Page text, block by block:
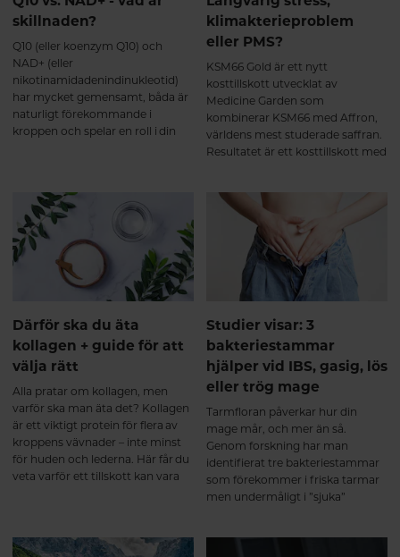
(Affron®) bidrar till avslappning,
emotionell balans, positiv
sinnesstämning samt förbättrad
sexlust (libido). B6 (P-5-P) bidrar
till att reglera hormonaktiveten
samt nervsystemets normala
funktion.
skillnaden?
Q10 (eller koenzym Q10) och
NAD+ (eller
nikotinamidadenindinukleotid)
har mycket gemensamt, båda är
naturligt förekommande i
kroppen och spelar en roll i din
veta mer om Q10 och NAD+ och
hur du kan bibehålla hälsosamma
nivåer för ett hälsosamt åldrande.
klimakterieproblem
eller PMS?
KSM66 Gold är ett nytt
kosttillskott utvecklat av
Medicine Garden som
kombinerar KSM66 med Affron,
världens mest studerade saffran.
Resultatet är ett kosttillskott med
sömnproblem och sexuell olust.
Därför ska du äta
kollagen + guide för att
välja rätt
Alla pratar om kollagen, men
varför ska man äta det? Kollagen
är ett viktigt protein för flera av
kroppens vävnader – inte minst
för huden och lederna. Här får du
veta varför ett tillskott kan vara
Studier visar: 3
bakteriestammar
hjälper vid IBS, gasig, lös
eller trög mage
Tarmfloran påverkar hur din
mage mår, och mer än så.
Genom forskning har man
identifierat tre bakteriestammar
som förekommer i friska tarmar
men undermåligt i ”sjuka”